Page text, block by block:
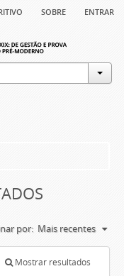
sobre entrar
por: Mais recentes
Mostrar resultados